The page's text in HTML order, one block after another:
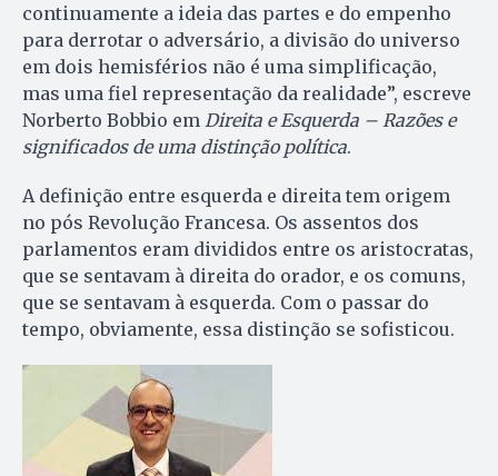
continuamente a ideia das partes e do empenho
para derrotar o adversário, a divisão do universo
em dois hemisférios não é uma simplificação,
mas uma fiel representação da realidade”, escreve
Norberto Bobbio em Direita e Esquerda – Razões e
significados de uma distinção política.
A definição entre esquerda e direita tem origem
no pós Revolução Francesa. Os assentos dos
parlamentos eram divididos entre os aristocratas,
que se sentavam à direita do orador, e os comuns,
que se sentavam à esquerda. Com o passar do
tempo, obviamente, essa distinção se sofisticou.